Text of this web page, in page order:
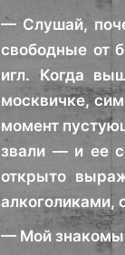
— Слушай,
свободные от
игл. Когда
москвичке,
момент
звали — и ее
открыто
алкоголиками,
— Мой